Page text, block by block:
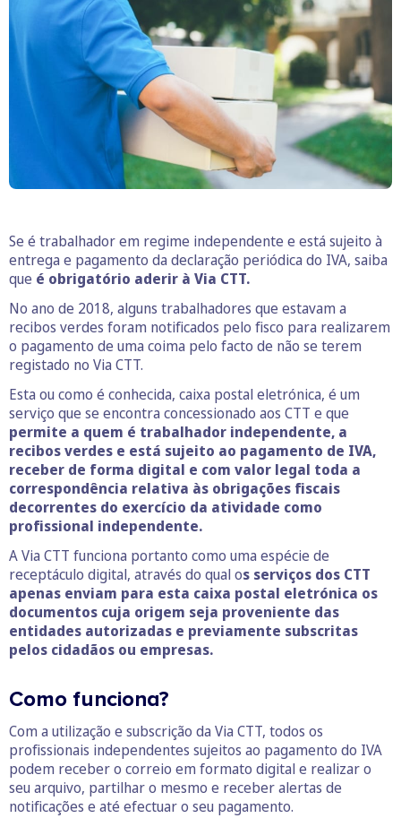
Se é trabalhador em regime independente e está sujeito à
entrega e pagamento da declaração periódica do IVA, saiba
que é obrigatório aderir à Via CTT.
No ano de 2018, alguns trabalhadores que estavam a
recibos verdes foram notificados pelo fisco para realizarem
o pagamento de uma coima pelo facto de não se terem
registado no Via CTT.
Esta ou como é conhecida, caixa postal eletrónica, é um
serviço que se encontra concessionado aos CTT e que
permite a quem é trabalhador independente, a
recibos verdes e está sujeito ao pagamento de IVA,
receber de forma digital e com valor legal toda a
correspondência relativa às obrigações fiscais
decorrentes do exercício da atividade como
profissional independente.
A Via CTT funciona portanto como uma espécie de
receptáculo digital, através do qual os serviços dos CTT
apenas enviam para esta caixa postal eletrónica os
documentos cuja origem seja proveniente das
entidades autorizadas e previamente subscritas
pelos cidadãos ou empresas.
Como funciona?
Com a utilização e subscrição da Via CTT, todos os
profissionais independentes sujeitos ao pagamento do IVA
podem receber o correio em formato digital e realizar o
seu arquivo, partilhar o mesmo e receber alertas de
notificações e até efectuar o seu pagamento.